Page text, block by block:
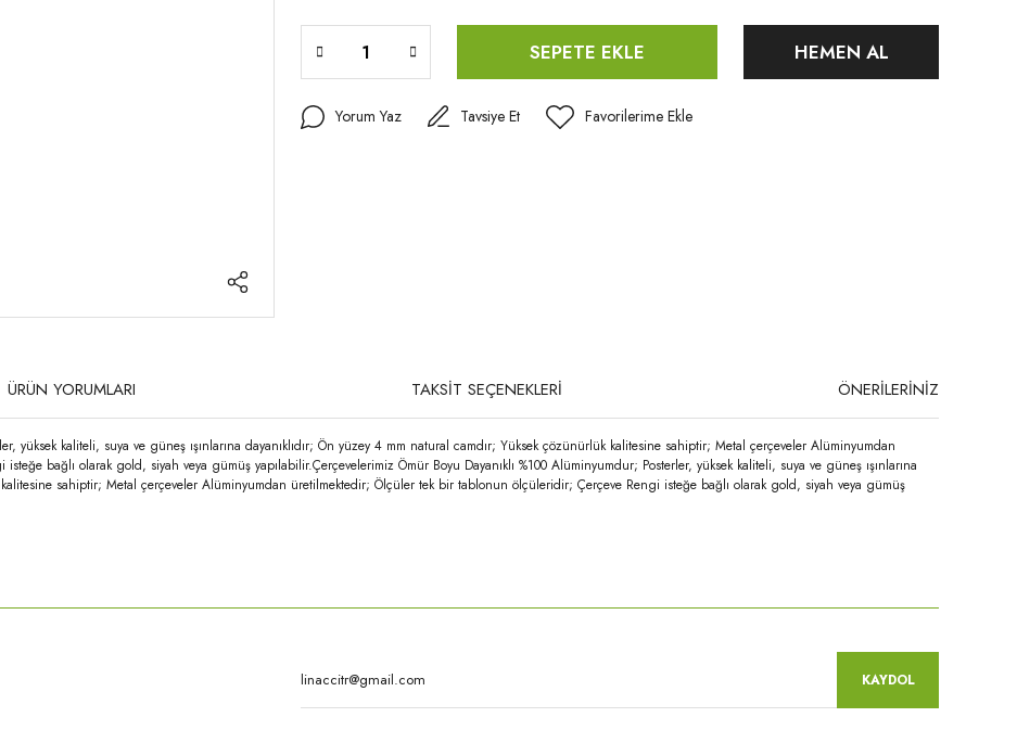
SEPETE EKLE HEMEN AL
Yorum Yaz Tavsiye Et
ÜRÜN YORUMLARI TAKSİT SEÇENEKLERİ ÖNERİLERİNİZ
yüksek kaliteli, suya ve güneş ışınlarına dayanıklıdır; Ön yüzey 4 mm natural camdır; Yüksek çözünürlük kalitesine sahiptir; Metal çerçeveler Alüminyumdan
bağlı olarak gold, siyah veya gümüş yapılabilir.Çerçevelerimiz Ömür Boyu Dayanıklı %100 Alüminyumdur; Posterler, yüksek kaliteli, suya ve güneş ışınlarına
sahiptir; Metal çerçeveler Alüminyumdan üretilmektedir; Ölçüler tek bir tablonun ölçüleridir; Çerçeve Rengi isteğe bağlı olarak gold, siyah veya gümüş
KAYDOL